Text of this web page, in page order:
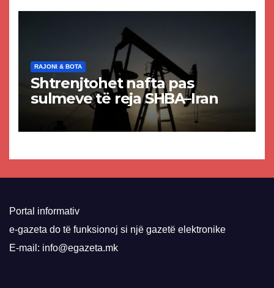
RAJONI & BOTA
Shtrenjtohet nafta pas
sulmeve të reja SHBA–Iran
Portal informativ
e-gazeta do të funksionoj si një gazetë elektronike
E-mail: info@egazeta.mk